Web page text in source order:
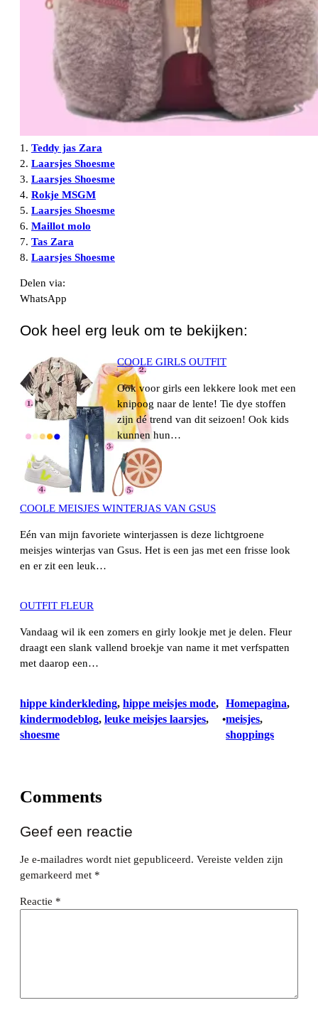
1. Teddy jas Zara
2. Laarsjes Shoesme
3. Laarsjes Shoesme
4. Rokje MSGM
5. Laarsjes Shoesme
6. Maillot molo
7. Tas Zara
8. Laarsjes Shoesme
Delen via:
WhatsApp
Ook heel erg leuk om te bekijken:
COOLE GIRLS OUTFIT
Ook voor girls een lekkere look met een
knipoog naar de lente! Tie dye stoffen
zijn dé trend van dit seizoen! Ook kids
kunnen hun…
COOLE MEISJES WINTERJAS VAN GSUS
Eén van mijn favoriete winterjassen is deze lichtgroene
meisjes winterjas van Gsus. Het is een jas met een frisse look
en er zit een leuk…
OUTFIT FLEUR
Vandaag wil ik een zomers en girly lookje met je delen. Fleur
draagt een slank vallend broekje van name it met verfspatten
met daarop een…
hippe kinderkleding, hippe meisjes mode
kindermodeblog, leuke meisjes laarsjes
shoesme
•
Homepagina
meisjes
shoppings
Comments
Geef een reactie
Je e-mailadres wordt niet gepubliceerd. Vereiste velden zijn
gemarkeerd met *
Reactie *